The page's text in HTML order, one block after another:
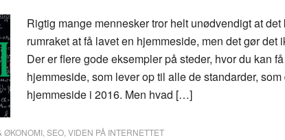
Rigtig mange mennesker tror helt unødvendigt at
rumraket at få lavet en hjemmeside, men det gør det
Der er flere gode eksempler på steder, hvor du kan
hjemmeside, som lever op til alle de standarder, som
hjemmeside i 2016. Men hvad […]
ØKONOMI SEO VIDEN PÅ INTERNETTET